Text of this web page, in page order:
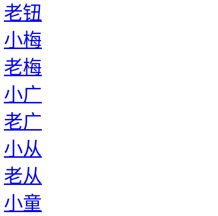
老钮
小梅
老梅
小广
老广
小从
老从
小童